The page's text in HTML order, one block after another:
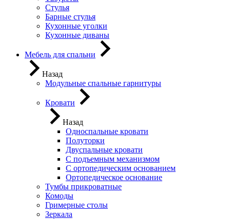
Стулья
Барные стулья
Кухонные уголки
Кухонные диваны
Мебель для спальни
Назад
Модульные спальные гарнитуры
Кровати
Назад
Односпальные кровати
Полуторки
Двуспальные кровати
С подъемным механизмом
С ортопедическим основанием
Ортопедическое основание
Тумбы прикроватные
Комоды
Гримерные столы
Зеркала